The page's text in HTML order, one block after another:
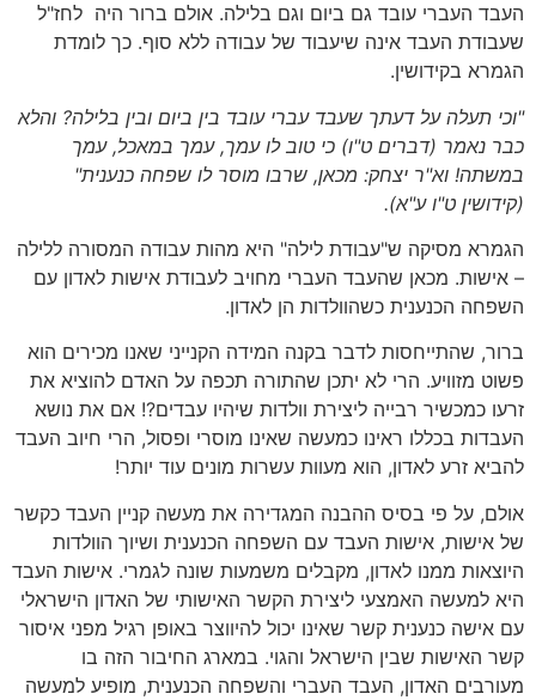
העבד העברי עובד גם ביום וגם בלילה. אולם ברור היה לחז"ל
שעבודת העבד אינה שיעבוד של עבודה ללא סוף. כך לומדת
הגמרא בקידושין.
"וכי תעלה על דעתך שעבד עברי עובד בין ביום ובין בלילה? והלא
כבר נאמר (דברים ט"ו) כי טוב לו עמך, עמך במאכל, עמך
במשתה! וא"ר יצחק: מכאן, שרבו מוסר לו שפחה כנענית"
(קידושין ט"ו ע"א).
הגמרא מסיקה ש"עבודת לילה" היא מהות עבודה המסורה ללילה
– אישות. מכאן שהעבד העברי מחויב לעבודת אישות לאדון עם
השפחה הכנענית כשהוולדות הן לאדון.
ברור, שהתייחסות לדבר בקנה המידה הקנייני שאנו מכירים הוא
פשוט מזוויע. הרי לא יתכן שהתורה תכפה על האדם להוציא את
זרעו כמכשיר רבייה ליצירת וולדות שיהיו עבדים?! אם את נושא
העבדות בכללו ראינו כמעשה שאינו מוסרי ופסול, הרי חיוב העבד
להביא זרע לאדון, הוא מעוות עשרות מונים עוד יותר!
אולם, על פי בסיס ההבנה המגדירה את מעשה קניין העבד כקשר
של אישות, אישות העבד עם השפחה הכנענית ושיוך הוולדות
היוצאות ממנו לאדון, מקבלים משמעות שונה לגמרי. אישות העבד
היא למעשה האמצעי ליצירת הקשר האישותי של האדון הישראלי
עם אישה כנענית קשר שאינו יכול להיווצר באופן רגיל מפני איסור
קשר האישות שבין הישראל והגוי. במארג החיבור הזה בו
מעורבים האדון, העבד העברי והשפחה הכנענית, מופיע למעשה